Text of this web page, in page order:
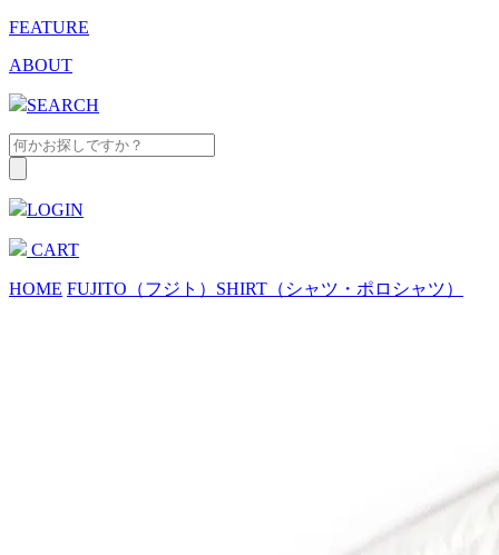
FEATURE
ABOUT
SEARCH
LOGIN
CART
HOME FUJITO（フジト） SHIRT（シャツ・ポロシャツ）